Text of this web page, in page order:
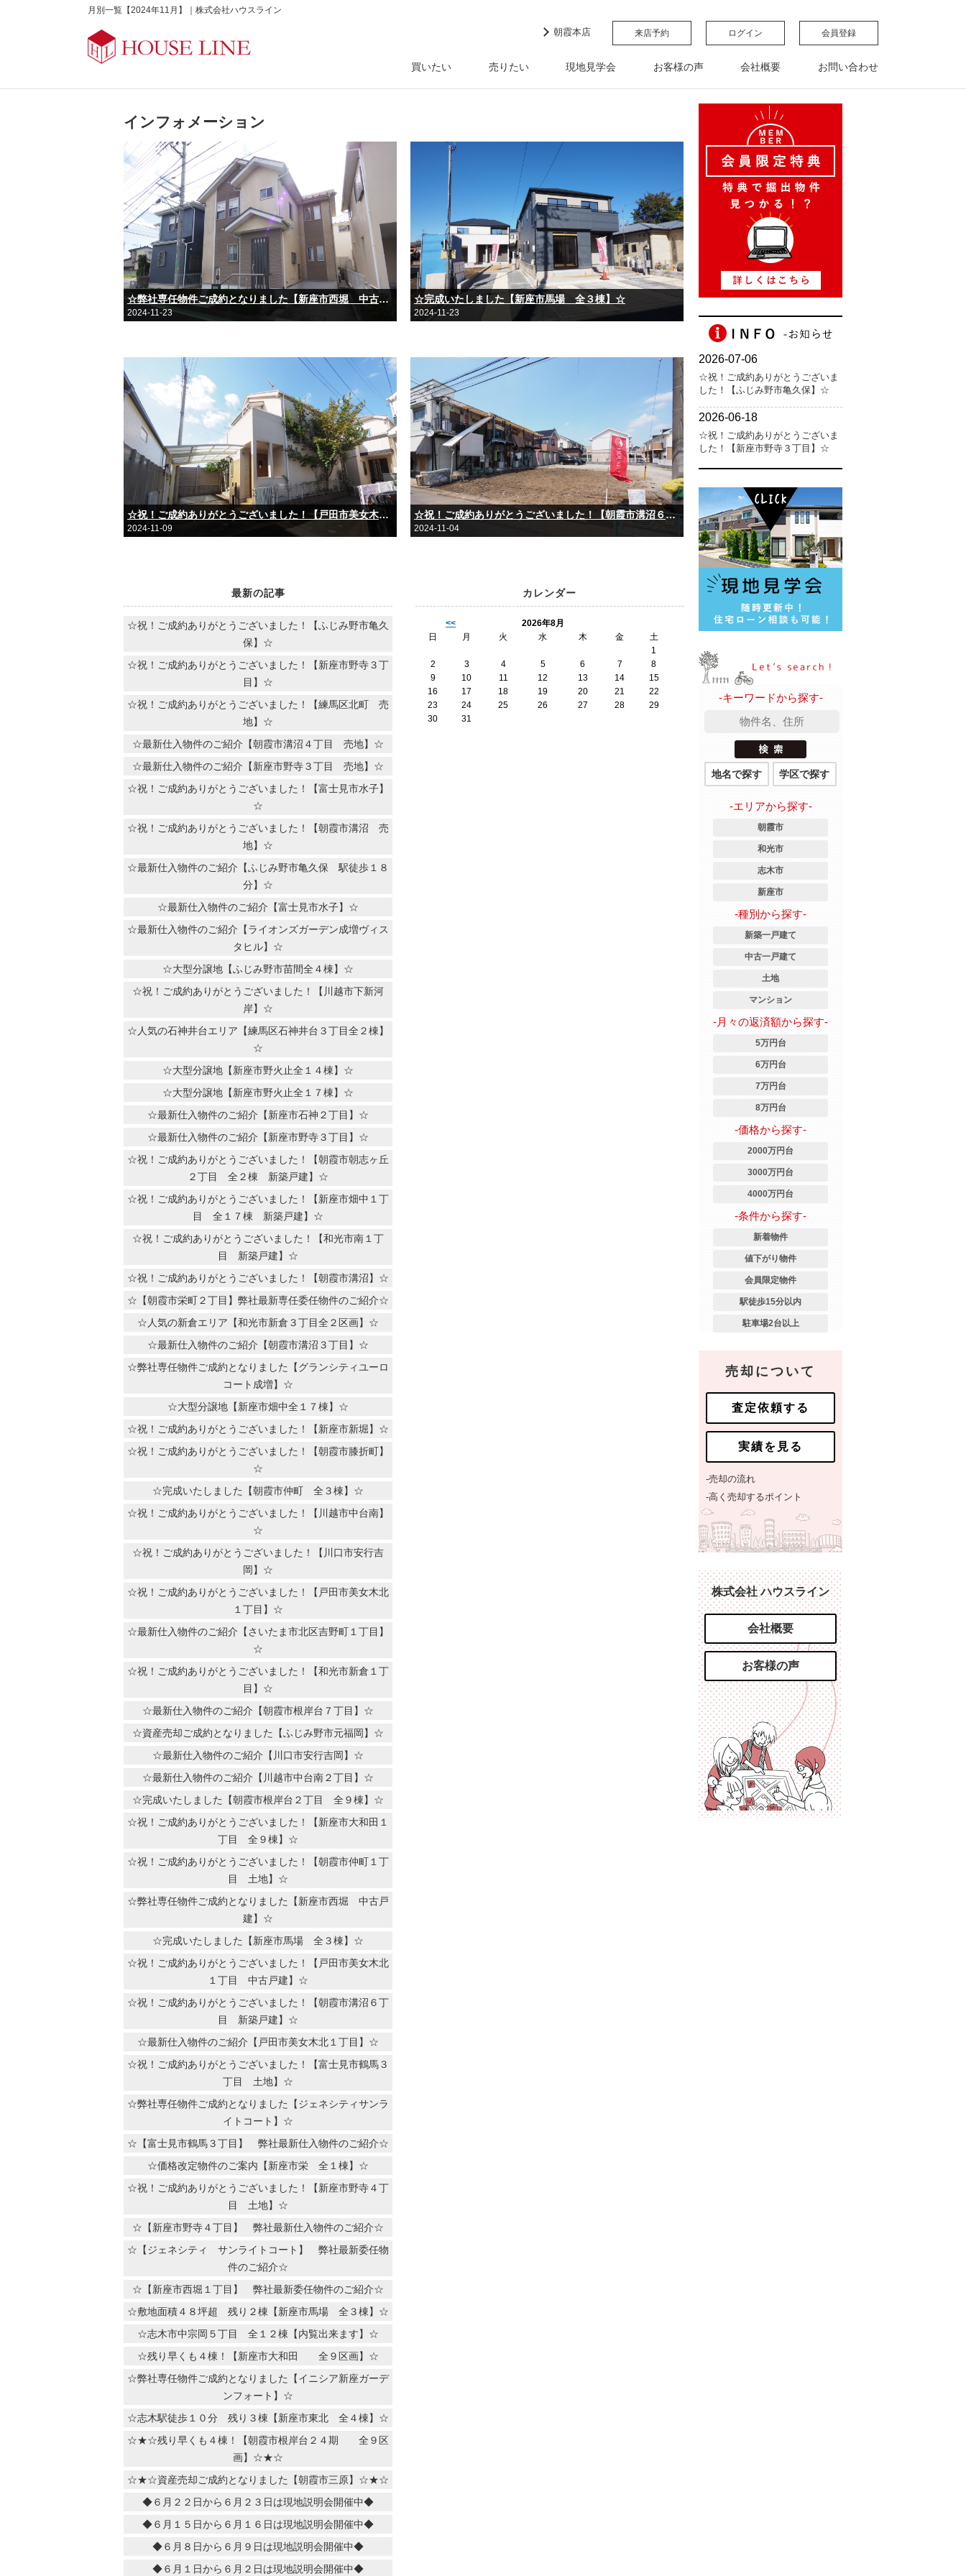
月別一覧【2024年11月】｜株式会社ハウスライン
朝霞本店 来店予約 ログイン 会員登録
買いたい 売りたい 現地見学会 お客様の声 会社概要 お問い合わせ
インフォメーション
☆弊社専任物件ご成約となりました【新座市西堀 中古戸建】☆
2024-11-23
☆完成いたしました【新座市馬場 全３棟】☆
2024-11-23
☆祝！ご成約ありがとうございました！【戸田市美女木北１丁目 中古戸建】☆
2024-11-09
☆祝！ご成約ありがとうございました！【朝霞市溝沼６丁目 新築戸建】☆
2024-11-04
最新の記事
☆祝！ご成約ありがとうございました！【ふじみ野市亀久
保】☆
☆祝！ご成約ありがとうございました！【新座市野寺３丁
目】☆
☆祝！ご成約ありがとうございました！【練馬区北町 売
地】☆
☆最新仕入物件のご紹介【朝霞市溝沼４丁目 売地】☆
☆最新仕入物件のご紹介【新座市野寺３丁目 売地】☆
☆祝！ご成約ありがとうございました！【富士見市水子】
☆
☆祝！ご成約ありがとうございました！【朝霞市溝沼 売
地】☆
☆最新仕入物件のご紹介【ふじみ野市亀久保 駅徒歩１８
分】☆
☆最新仕入物件のご紹介【富士見市水子】☆
☆最新仕入物件のご紹介【ライオンズガーデン成増ヴィス
タヒル】☆
☆大型分譲地【ふじみ野市苗間全４棟】☆
☆祝！ご成約ありがとうございました！【川越市下新河
岸】☆
☆人気の石神井台エリア【練馬区石神井台３丁目全２棟】
☆
☆大型分譲地【新座市野火止全１４棟】☆
☆大型分譲地【新座市野火止全１７棟】☆
☆最新仕入物件のご紹介【新座市石神２丁目】☆
☆最新仕入物件のご紹介【新座市野寺３丁目】☆
☆祝！ご成約ありがとうございました！【朝霞市朝志ヶ丘
２丁目 全２棟 新築戸建】☆
☆祝！ご成約ありがとうございました！【新座市畑中１丁
目 全１７棟 新築戸建】☆
☆祝！ご成約ありがとうございました！【和光市南１丁
目 新築戸建】☆
☆祝！ご成約ありがとうございました！【朝霞市溝沼】☆
☆【朝霞市栄町２丁目】弊社最新専任委任物件のご紹介☆
☆人気の新倉エリア【和光市新倉３丁目全２区画】☆
☆最新仕入物件のご紹介【朝霞市溝沼３丁目】☆
☆弊社専任物件ご成約となりました【グランシティユーロ
コート成増】☆
☆大型分譲地【新座市畑中全１７棟】☆
☆祝！ご成約ありがとうございました！【新座市新堀】☆
☆祝！ご成約ありがとうございました！【朝霞市膝折町】
☆
☆完成いたしました【朝霞市仲町 全３棟】☆
☆祝！ご成約ありがとうございました！【川越市中台南】
☆
☆祝！ご成約ありがとうございました！【川口市安行吉
岡】☆
☆祝！ご成約ありがとうございました！【戸田市美女木北
１丁目】☆
☆最新仕入物件のご紹介【さいたま市北区吉野町１丁目】
☆
☆祝！ご成約ありがとうございました！【和光市新倉１丁
目】☆
☆最新仕入物件のご紹介【朝霞市根岸台７丁目】☆
☆資産売却ご成約となりました【ふじみ野市元福岡】☆
☆最新仕入物件のご紹介【川口市安行吉岡】☆
☆最新仕入物件のご紹介【川越市中台南２丁目】☆
☆完成いたしました【朝霞市根岸台２丁目 全９棟】☆
☆祝！ご成約ありがとうございました！【新座市大和田１
丁目 全９棟】☆
☆祝！ご成約ありがとうございました！【朝霞市仲町１丁
目 土地】☆
☆弊社専任物件ご成約となりました【新座市西堀 中古戸
建】☆
☆完成いたしました【新座市馬場 全３棟】☆
☆祝！ご成約ありがとうございました！【戸田市美女木北
１丁目 中古戸建】☆
☆祝！ご成約ありがとうございました！【朝霞市溝沼６丁
目 新築戸建】☆
☆最新仕入物件のご紹介【戸田市美女木北１丁目】☆
☆祝！ご成約ありがとうございました！【富士見市鶴馬３
丁目 土地】☆
☆弊社専任物件ご成約となりました【ジェネシティサンラ
イトコート】☆
☆【富士見市鶴馬３丁目】 弊社最新仕入物件のご紹介☆
☆価格改定物件のご案内【新座市栄 全１棟】☆
☆祝！ご成約ありがとうございました！【新座市野寺４丁
目 土地】☆
☆【新座市野寺４丁目】 弊社最新仕入物件のご紹介☆
☆【ジェネシティ サンライトコート】 弊社最新委任物
件のご紹介☆
☆【新座市西堀１丁目】 弊社最新委任物件のご紹介☆
☆敷地面積４８坪超 残り２棟【新座市馬場 全３棟】☆
☆志木市中宗岡５丁目 全１２棟【内覧出来ます】☆
☆残り早くも４棟！【新座市大和田 全９区画】☆
☆弊社専任物件ご成約となりました【イニシア新座ガーデ
ンフォート】☆
☆志木駅徒歩１０分 残り３棟【新座市東北 全４棟】☆
☆★☆残り早くも４棟！【朝霞市根岸台２４期 全９区
画】☆★☆
☆★☆資産売却ご成約となりました【朝霞市三原】☆★☆
◆６月２２日から６月２３日は現地説明会開催中◆
◆６月１５日から６月１６日は現地説明会開催中◆
◆６月８日から６月９日は現地説明会開催中◆
◆６月１日から６月２日は現地説明会開催中◆
カレンダー
<<
2026年8月
日
月 火 水 木 金
土
1
2
3 4 5 6 7
8
9
10 11 12 13 14
15
16
17 18 19 20 21
22
23
24 25 26 27 28
29
30
31
-キーワードから探す-
地名で探す 学区で探す
-エリアから探す-
朝霞市
和光市
志木市
新座市
-種別から探す-
新築一戸建て
中古一戸建て
土地
マンション
-月々の返済額から探す-
5万円台
6万円台
7万円台
8万円台
-価格から探す-
2000万円台
3000万円台
4000万円台
-条件から探す-
新着物件
値下がり物件
会員限定物件
駅徒歩15分以内
駐車場2台以上
売却について
査定依頼する
実績を見る
-売却の流れ
-高く売却するポイント
株式会社 ハウスライン
会社概要
お客様の声